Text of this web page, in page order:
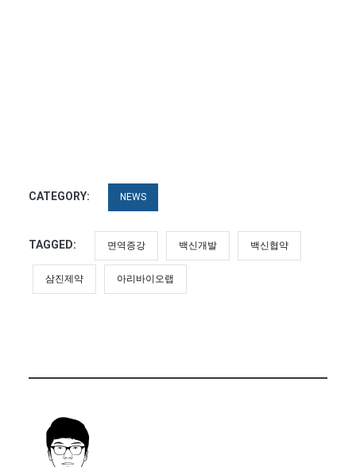
CATEGORY: NEWS
TAGGED: 면역증강 백신개발 백신협약
삼진제약 아리바이오랩